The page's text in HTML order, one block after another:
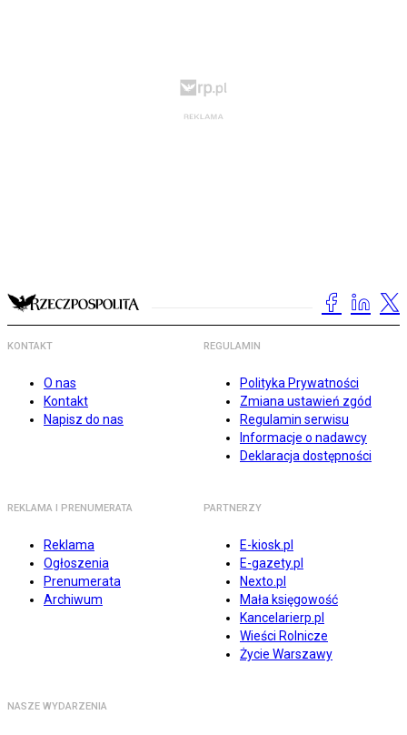
KONTAKT
O nas
Kontakt
Napisz do nas
REGULAMIN
Polityka Prywatności
Zmiana ustawień zgód
Regulamin serwisu
Informacje o nadawcy
Deklaracja dostępności
REKLAMA I PRENUMERATA
Reklama
Ogłoszenia
Prenumerata
Archiwum
PARTNERZY
E-kiosk.pl
E-gazety.pl
Nexto.pl
Mała księgowość
Kancelarierp.pl
Wieści Rolnicze
Życie Warszawy
NASZE WYDARZENIA